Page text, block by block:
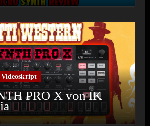
Videoskript
PRO X von IK